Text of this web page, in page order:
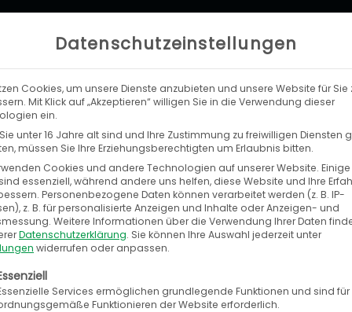
LEISTUNGEN UNTERNEHMEN
führenden Payment Service Providern
von Adriaan Mol gegründet und hat seinen
Datenschutzeinstellungen
Cookies, um unsere Dienste anzubieten und unsere Website für Sie
Mit Klick auf „Akzeptieren“ willigen Sie in die Verwendung dieser
ein.
unter 16 Jahre alt sind und Ihre Zustimmung zu freiwilligen Diensten
müssen Sie Ihre Erziehungsberechtigten um Erlaubnis bitten.
Cookies und andere Technologien auf unserer Website.
essenziell, während andere uns helfen, diese Website und Ihre
Personenbezogene Daten können verarbeitet werden (z. B. IP-
z. B. für personalisierte Anzeigen und Inhalte oder Anzeigen- und
Weitere Informationen über die Verwendung Ihrer Daten
Datenschutzerklärung. Sie können Ihre Auswahl jederzeit unter
widerrufen oder anpassen.
eine Liste der Service-Gruppen, für die eine
Services ermöglichen grundlegende Funktionen und sind
Funktionieren der Website erforderlich.